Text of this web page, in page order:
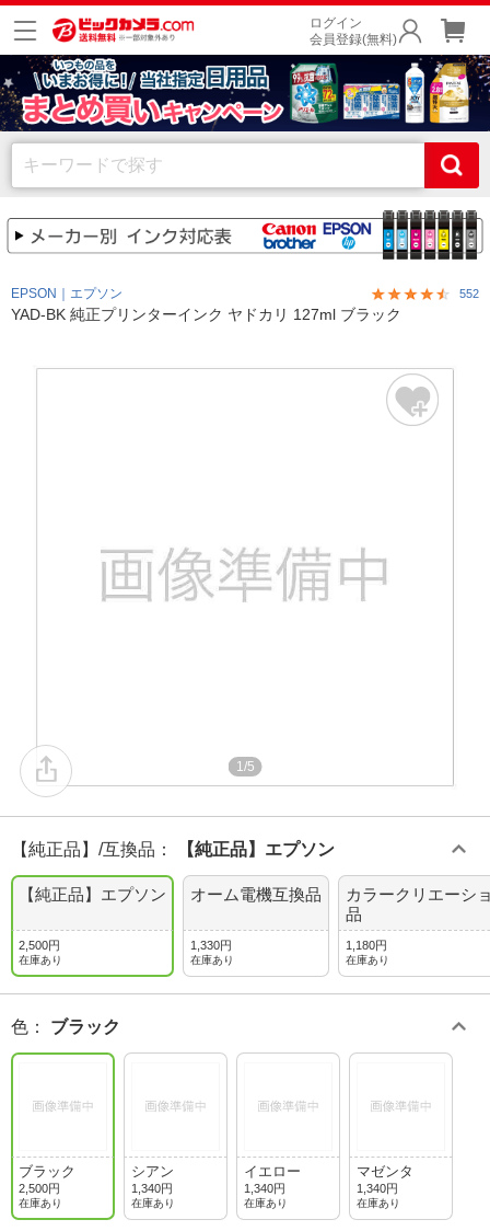
ログイン
会員登録(無料)
EPSON｜エプソン 552
YAD-BK 純正プリンターインク ヤドカリ 127ml ブラック
1/5
【純正品】/互換品 ： 【純正品】エプソン
【純正品】エプソン
2,500円
在庫あり
オーム電機互換品
1,330円
在庫あり
カラークリエーシ
品
1,180円
在庫あり
色 ： ブラック
ブラック
2,500円
在庫あり
シアン
1,340円
在庫あり
イエロー
1,340円
在庫あり
マゼンタ
1,340円
在庫あり